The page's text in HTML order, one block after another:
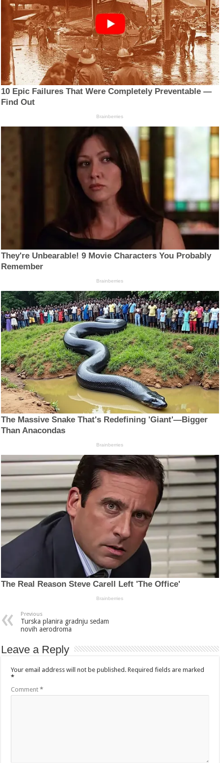
Previous
Turska planira gradnju sedam
novih aerodroma
Leave a Reply
Your email address will not be published. Required fields are marked
*
Comment*